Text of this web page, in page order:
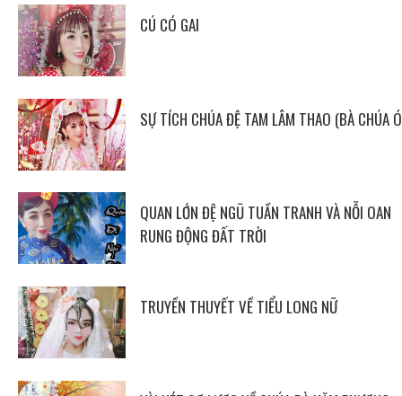
CÚ CÓ GAI
SỰ TÍCH CHÚA ĐỆ TAM LÂM THAO (BÀ CHÚA
QUAN LỚN ĐỆ NGŨ TUẦN TRANH VÀ NỖI OAN
RUNG ĐỘNG ĐẤT TRỜI
TRUYỀN THUYẾT VỀ TIỂU LONG NỮ